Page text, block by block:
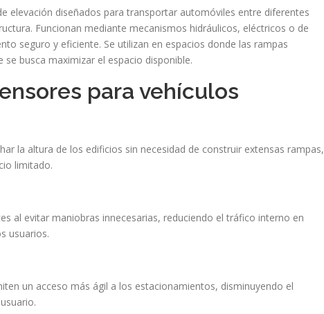
elevación diseñados para transportar automóviles entre diferentes
Funcionan mediante mecanismos hidráulicos, eléctricos o de
seguro y eficiente. Se utilizan en espacios donde las rampas
busca maximizar el espacio disponible.
para vehículos
la altura de los edificios sin necesidad de construir extensas rampas,
limitado.
al evitar maniobras innecesarias, reduciendo el tráfico interno en
usuarios.
un acceso más ágil a los estacionamientos, disminuyendo el